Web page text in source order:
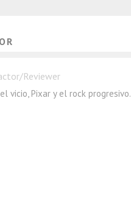
Reviewer
vicio, Pixar y el rock progresivo.